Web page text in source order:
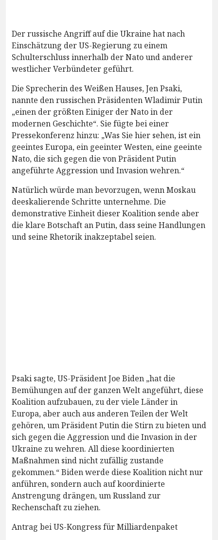
Der russische Angriff auf die Ukraine hat nach
Einschätzung der US-Regierung zu einem
Schulterschluss innerhalb der Nato und anderer
westlicher Verbündeter geführt.
Die Sprecherin des Weißen Hauses, Jen Psaki,
nannte den russischen Präsidenten Wladimir Putin
„einen der größten Einiger der Nato in der
modernen Geschichte“. Sie fügte bei einer
Pressekonferenz hinzu: „Was Sie hier sehen, ist ein
geeintes Europa, ein geeinter Westen, eine geeinte
Nato, die sich gegen die von Präsident Putin
angeführte Aggression und Invasion wehren.“
Natürlich würde man bevorzugen, wenn Moskau
deeskalierende Schritte unternehme. Die
demonstrative Einheit dieser Koalition sende aber
die klare Botschaft an Putin, dass seine Handlungen
und seine Rhetorik inakzeptabel seien.
Psaki sagte, US-Präsident Joe Biden „hat die
Bemühungen auf der ganzen Welt angeführt, diese
Koalition aufzubauen, zu der viele Länder in
Europa, aber auch aus anderen Teilen der Welt
gehören, um Präsident Putin die Stirn zu bieten und
sich gegen die Aggression und die Invasion in der
Ukraine zu wehren. All diese koordinierten
Maßnahmen sind nicht zufällig zustande
gekommen.“ Biden werde diese Koalition nicht nur
anführen, sondern auch auf koordinierte
Anstrengung drängen, um Russland zur
Rechenschaft zu ziehen.
Antrag bei US-Kongress für Milliardenpaket